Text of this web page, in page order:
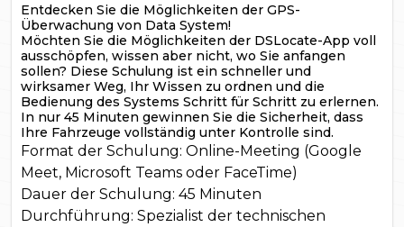
Entdecken Sie die Möglichkeiten der GPS-
Überwachung von Data System!
Möchten Sie die Möglichkeiten der DSLocate-App voll
ausschöpfen, wissen aber nicht, wo Sie anfangen
sollen? Diese Schulung ist ein schneller und
wirksamer Weg, Ihr Wissen zu ordnen und die
Bedienung des Systems Schritt für Schritt zu erlernen.
In nur 45 Minuten gewinnen Sie die Sicherheit, dass
Ihre Fahrzeuge vollständig unter Kontrolle sind.
Format der Schulung: Online-Meeting (Google
Meet, Microsoft Teams oder FaceTime)
Dauer der Schulung: 45 Minuten
Durchführung: Spezialist der technischen